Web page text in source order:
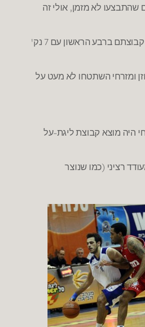
לא מזמן, אולי זה
– תופר את קבוצתם ברבע הראשון עם 7 נק'
ומזרחי השתטחו לא מעט על
היה מוצא קבוצת ליגת-על
מעודד רציני (כמו שנוצר